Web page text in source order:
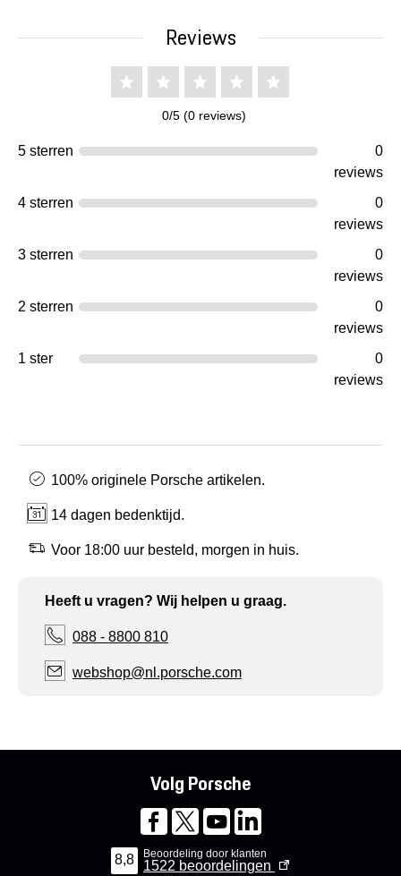
Reviews
0/5 (0 reviews)
5 sterren
0
reviews
4 sterren
0
reviews
3 sterren
0
reviews
2 sterren
0
reviews
1 ster
0
reviews
100% originele Porsche artikelen.
14 dagen bedenktijd.
Voor 18:00 uur besteld, morgen in huis.
Heeft u vragen? Wij helpen u graag.
088 - 8800 810
webshop@nl.porsche.com
Volg Porsche
8,8 Beoordeling door klanten
1522 beoordelingen